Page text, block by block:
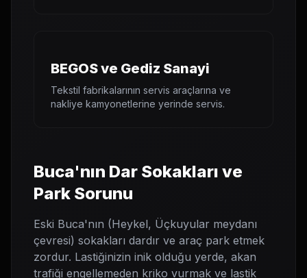
BEGOS ve Gediz Sanayi
Tekstil fabrikalarının servis araçlarına ve
nakliye kamyonetlerine yerinde servis.
Buca'nın Dar Sokakları ve
Park Sorunu
Eski Buca'nın (Heykel, Üçkuyular meydanı
çevresi) sokakları dardır ve araç park etmek
zordur. Lastiğinizin inik olduğu yerde, akan
trafiği engellemeden kriko vurmak ve lastik